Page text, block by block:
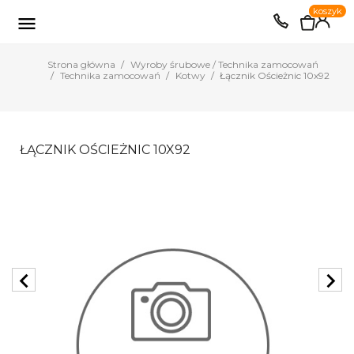
EUR PLN

0
koszyk
Strona główna
Wyroby śrubowe / Technika zamocowań
Technika zamocowań
Kotwy Łącznik Ościeżnic 10x92
ŁĄCZNIK OŚCIEŻNIC 10X92
chevron_left chevron_right